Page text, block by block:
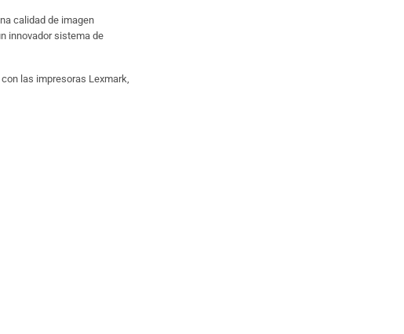
calidad de imagen
innovador sistema de
las impresoras Lexmark,